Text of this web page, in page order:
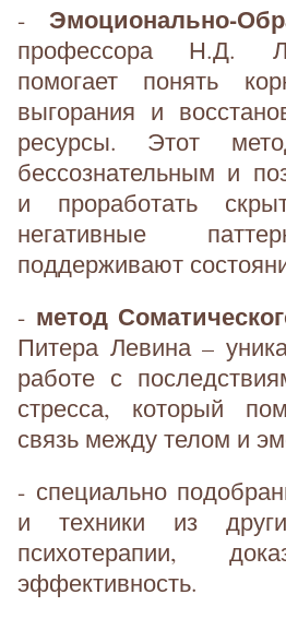
- Эмоционально-
профессора Н.Д.
помогает понять
выгорания и
ресурсы. Этот
бессознательным и
и проработать
негативные
поддерживают
- метод
Питера Левина –
работе с
стресса, который
связь между телом и
- специально
и техники из
психотерапии,
эффективность.